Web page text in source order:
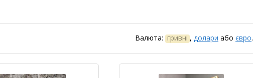
Валюта: гривні , долари або євро.